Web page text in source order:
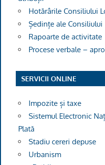
Hotărârile Consiliului
Ședințe ale Consiliului
Rapoarte de activitate
Procese verbale –
SERVICII ONLINE
Impozite și taxe
Sistemul Electronic
Plată
Stadiu cereri depuse
Urbanism